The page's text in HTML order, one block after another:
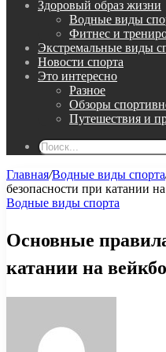
Здоровый образ жизни
Водные виды
Фитнес и
Экстремальные виды
Новости спорта
Это интересно
Разное
Обзоры
Путешествия и
Главная/Водные виды спорта
безопасности при катании
Водные виды спорта
Основные
катании на